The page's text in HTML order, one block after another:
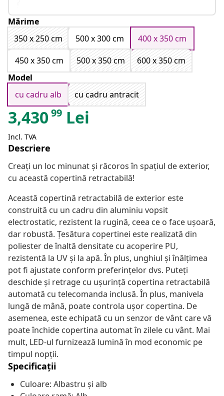
Mărime
350 x 250 cm
500 x 300 cm
400 x 350 cm
450 x 350 cm
500 x 350 cm
600 x 350 cm
Model
cu cadru alb
cu cadru antracit
3,43099 Lei
Incl. TVA
Descriere
Creați un loc minunat și răcoros în spațiul de exterior,
cu această copertină retractabilă!
Această copertină retractabilă de exterior este
construită cu un cadru din aluminiu vopsit
electrostatic, rezistent la rugină, ceea ce o face ușoară,
dar robustă. Țesătura copertinei este realizată din
poliester de înaltă densitate cu acoperire PU,
rezistentă la UV și la apă. În plus, unghiul și înălțimea
pot fi ajustate conform preferințelor dvs. Puteți
deschide și retrage cu ușurință copertina retractabilă
automată cu telecomanda inclusă. În plus, manivela
lungă de mână, poate controla ușor copertina. De
asemenea, este echipată cu un senzor de vânt care vă
poate închide copertina automat în zilele cu vânt. Mai
mult, LED-ul furnizează lumină în mod economic pe
timpul nopții.
Specificații
Culoare: Albastru și alb